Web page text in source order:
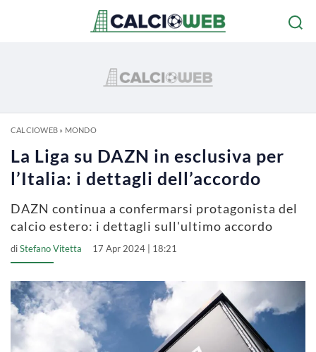
CALCIOWEB» MONDO
La Liga su DAZN in esclusiva per
l’Italia: i dettagli dell’accordo
DAZN continua a confermarsi protagonista del
calcio estero: i dettagli sull'ultimo accordo
diStefano Vitetta 17 Apr 2024 | 18:21